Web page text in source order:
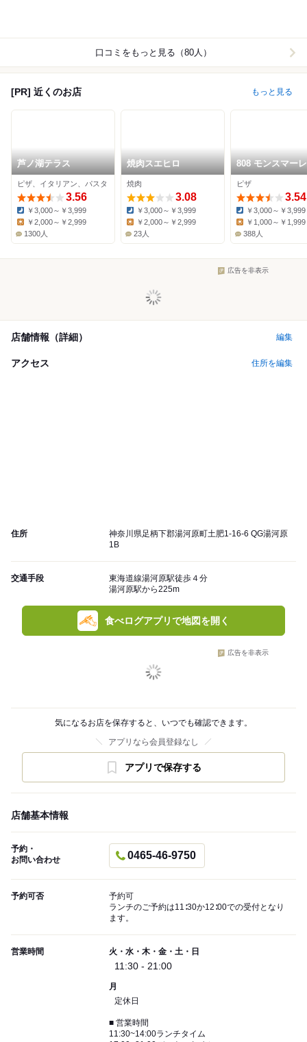
口コミをもっと見る（80人）
[PR] 近くのお店 もっと見る
芦ノ湖テラス
ピザ、イタリアン、パスタ
3.56
Dinner:
￥3,000～￥3,999
￥2,000～￥2,999
1300人
焼肉スエヒロ
焼肉
3.08
Dinner:
￥3,000～￥3,999
Lunch:
￥2,000～￥2,999
23人
808 モンスマーレ
ピザ
3.54
Dinner:
￥3,000～￥3,999
￥1,000～￥1,999
388人
広告を非表示
店舗情報（詳細） 編集
アクセス 住所を編集
住所
神奈川県足柄下郡湯河原町土肥1-16-6 QG湯河原
1B
交通手段
東海道線湯河原駅徒歩４分
湯河原駅から225m
食べログアプリで地図を開く
広告を非表示
気になるお店を保存すると、いつでも確認できます。
アプリなら会員登録なし
アプリで保存する
店舗基本情報
予約・
お問い合わせ
0465-46-9750
予約可否
予約可
ランチのご予約は11∶30か12∶00での受付となり
ます。
営業時間 火・水・木・金・土・日
11:30 - 21:00
月
定休日
■ 営業時間
11:30~14:00ランチタイム